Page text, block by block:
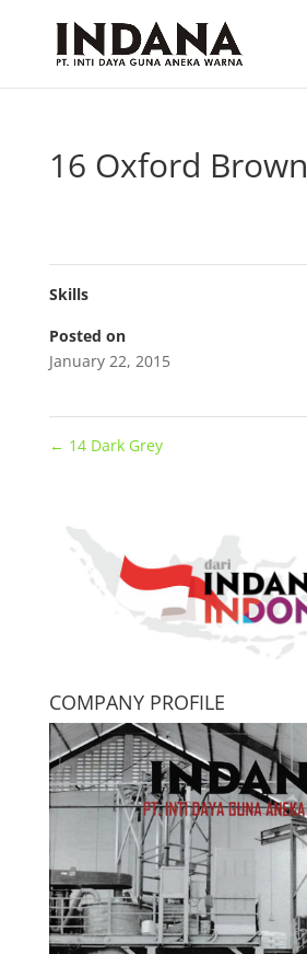
16 Oxford Brown
Skills
Posted on
January 22, 2015
← 14 Dark Grey
COMPANY PROFILE